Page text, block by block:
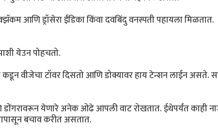
आणि ड्रॉसेरा ईंडिका किंवा दवबिंदु वनस्पती पहायला मिळतात.
येउन पोहचतो.
वीजेचा टॉवर दिसतो आणि डोक्यावर हाय टेन्शन लाईन असते.
येणारे अनेक ओढे आपली वाट रोखतात. ईथेपर्यंत काही
बचाव करीत असतात.